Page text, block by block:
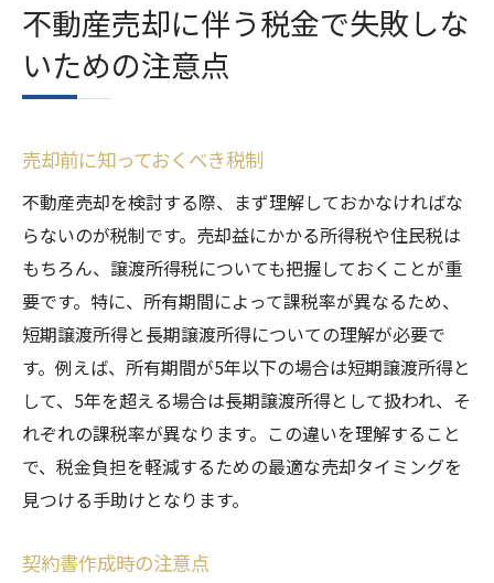
不動産売却に伴う税金で失敗しな
いための注意点
売却前に知っておくべき税制
不動産売却を検討する際、まず理解しておかなければな
らないのが税制です。売却益にかかる所得税や住民税は
もちろん、譲渡所得税についても把握しておくことが重
要です。特に、所有期間によって課税率が異なるため、
短期譲渡所得と長期譲渡所得についての理解が必要で
す。例えば、所有期間が5年以下の場合は短期譲渡所得と
して、5年を超える場合は長期譲渡所得として扱われ、そ
れぞれの課税率が異なります。この違いを理解すること
で、税金負担を軽減するための最適な売却タイミングを
見つける手助けとなります。
契約書作成時の注意点